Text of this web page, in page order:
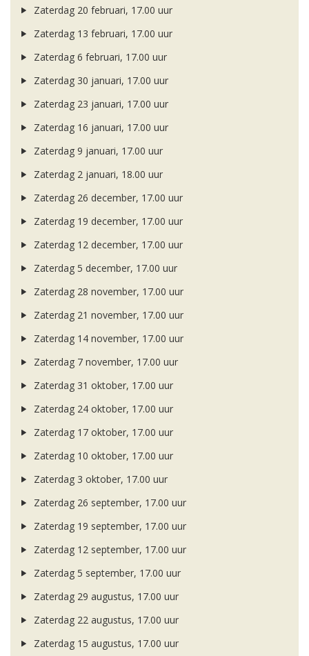
Zaterdag 20 februari, 17.00 uur
Zaterdag 13 februari, 17.00 uur
Zaterdag 6 februari, 17.00 uur
Zaterdag 30 januari, 17.00 uur
Zaterdag 23 januari, 17.00 uur
Zaterdag 16 januari, 17.00 uur
Zaterdag 9 januari, 17.00 uur
Zaterdag 2 januari, 18.00 uur
Zaterdag 26 december, 17.00 uur
Zaterdag 19 december, 17.00 uur
Zaterdag 12 december, 17.00 uur
Zaterdag 5 december, 17.00 uur
Zaterdag 28 november, 17.00 uur
Zaterdag 21 november, 17.00 uur
Zaterdag 14 november, 17.00 uur
Zaterdag 7 november, 17.00 uur
Zaterdag 31 oktober, 17.00 uur
Zaterdag 24 oktober, 17.00 uur
Zaterdag 17 oktober, 17.00 uur
Zaterdag 10 oktober, 17.00 uur
Zaterdag 3 oktober, 17.00 uur
Zaterdag 26 september, 17.00 uur
Zaterdag 19 september, 17.00 uur
Zaterdag 12 september, 17.00 uur
Zaterdag 5 september, 17.00 uur
Zaterdag 29 augustus, 17.00 uur
Zaterdag 22 augustus, 17.00 uur
Zaterdag 15 augustus, 17.00 uur